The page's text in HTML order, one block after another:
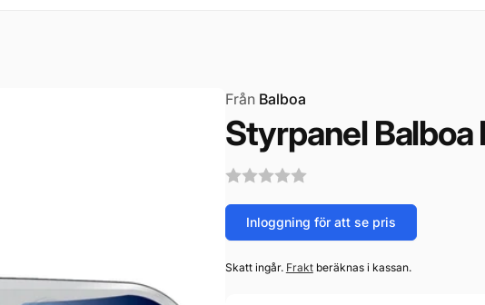
FrånBalboa
Styrpanel Balboa
Inloggning för att se pris
Skatt ingår. Fraktberäknas i kassan.